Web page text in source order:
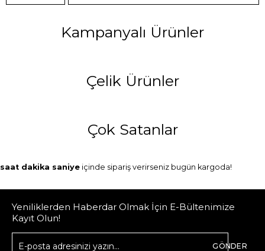
Kampanyalı Ürünler
Çelik Ürünler
Çok Satanlar
saat dakika saniye içinde sipariş verirseniz bugün kargoda!
Yeniliklerden Haberdar Olmak İçin E-Bültenimize
Kayıt Olun!
GÖNDER